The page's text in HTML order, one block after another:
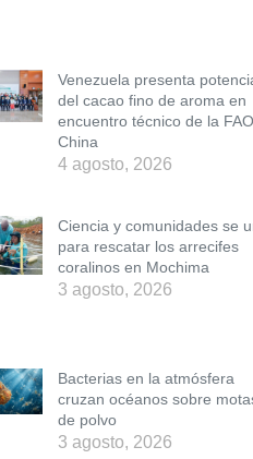
Venezuela presenta
del cacao fino de aroma en
encuentro técnico de la
China
4 agosto, 2026
Ciencia y comunidades se
para rescatar los arrecifes
coralinos en Mochima
3 agosto, 2026
Bacterias en la atmósfera
cruzan océanos sobre
de polvo
3 agosto, 2026